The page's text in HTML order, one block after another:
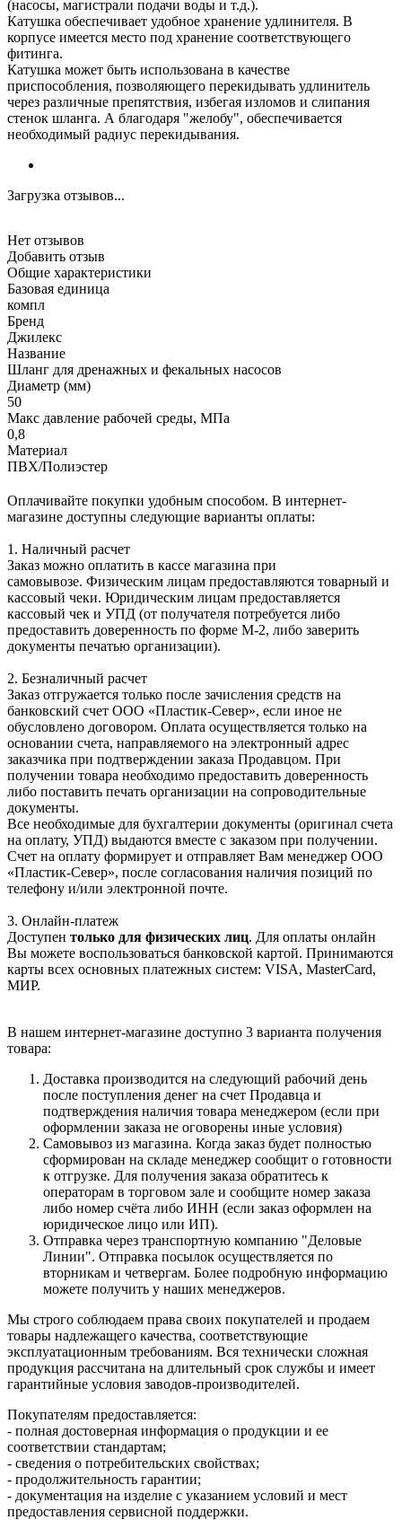
(насосы, магистрали подачи воды и т.д.).
Катушка обеспечивает удобное хранение удлинителя. В
корпусе имеется место под хранение соответствующего
фитинга.
Катушка может быть использована в качестве
приспособления, позволяющего перекидывать удлинитель
через различные препятствия, избегая изломов и слипания
стенок шланга. А благодаря "желобу", обеспечивается
необходимый радиус перекидывания.
Загрузка отзывов...
Нет отзывов
Добавить отзыв
Общие характеристики
Базовая единица
компл
Бренд
Джилекс
Название
Шланг для дренажных и фекальных насосов
Диаметр (мм)
50
Макс давление рабочей среды, МПа
0,8
Материал
ПВХ/Полиэстер
Оплачивайте покупки удобным способом. В интернет-
магазине доступны следующие варианты оплаты:
1. Наличный расчет
Заказ можно оплатить в кассе магазина при
самовывозе. Физическим лицам предоставляются товарный и
кассовый чеки. Юридическим лицам предоставляется
кассовый чек и УПД (от получателя потребуется либо
предоставить доверенность по форме М-2, либо заверить
документы печатью организации).
2. Безналичный расчет
Заказ отгружается только после зачисления средств на
банковский счет ООО «Пластик-Север», если иное не
обусловлено договором. Оплата осуществляется только на
основании счета, направляемого на электронный адрес
заказчика при подтверждении заказа Продавцом. При
получении товара необходимо предоставить доверенность
либо поставить печать организации на сопроводительные
документы.
Все необходимые для бухгалтерии документы (оригинал счета
на оплату, УПД) выдаются вместе с заказом при получении.
Счет на оплату формирует и отправляет Вам менеджер ООО
«Пластик-Север», после согласования наличия позиций по
телефону и/или электронной почте.
3. Онлайн-платеж
Доступен только для физических лиц. Для оплаты онлайн
Вы можете воспользоваться банковской картой. Принимаются
карты всех основных платежных систем: VISA, MasterCard,
МИР.
В нашем интернет-магазине доступно 3 варианта получения
товара:
Доставка производится на следующий рабочий день
после поступления денег на счет Продавца и
подтверждения наличия товара менеджером (если при
оформлении заказа не оговорены иные условия)
Самовывоз из магазина. Когда заказ будет полностью
сформирован на складе менеджер сообщит о готовности
к отгрузке. Для получения заказа обратитесь к
операторам в торговом зале и сообщите номер заказа
либо номер счёта либо ИНН (если заказ оформлен на
юридическое лицо или ИП).
Отправка через транспортную компанию "Деловые
Линии". Отправка посылок осуществляется по
вторникам и четвергам. Более подробную информацию
можете получить у наших менеджеров.
Мы строго соблюдаем права своих покупателей и продаем
товары надлежащего качества, соответствующие
эксплуатационным требованиям. Вся технически сложная
продукция рассчитана на длительный срок службы и имеет
гарантийные условия заводов-производителей.
Покупателям предоставляется:
- полная достоверная информация о продукции и ее
соответствии стандартам;
- сведения о потребительских свойствах;
- продолжительность гарантии;
- документация на изделие с указанием условий и мест
предоставления сервисной поддержки.